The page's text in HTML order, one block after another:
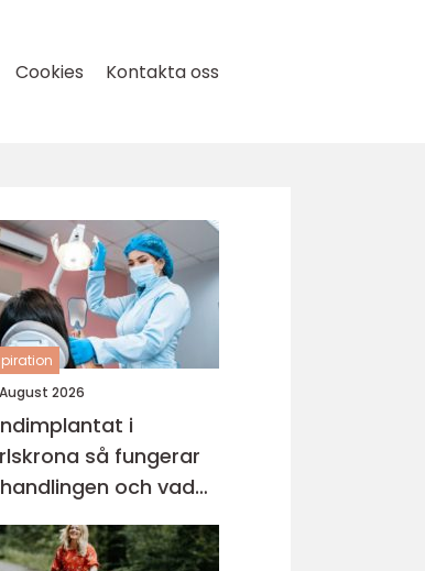
Cookies Kontakta oss
2026
i
så fungerar
och vad
behöver veta